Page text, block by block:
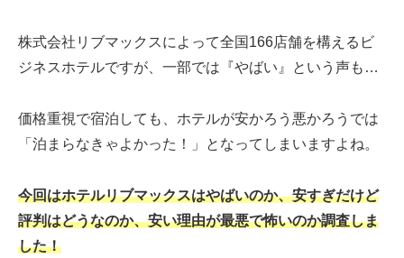
株式会社リブマックスによって全国166店舗を構えるビ
ジネスホテルですが、一部では『やばい』という声も…
価格重視で宿泊しても、ホテルが安かろう悪かろうでは
「泊まらなきゃよかった！」となってしまいますよね。
今回はホテルリブマックスはやばいのか、安すぎだけど
評判はどうなのか、安い理由が最悪で怖いのか調査しま
した！